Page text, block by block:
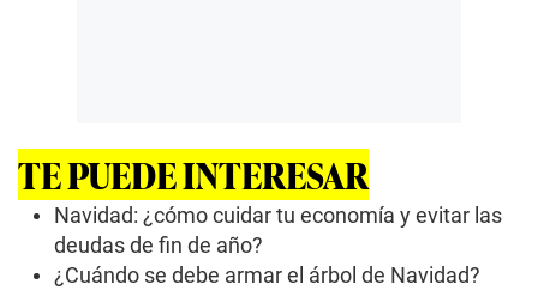
TE PUEDE INTERESAR
Navidad: ¿cómo cuidar tu economía y evitar las
deudas de fin de año?
¿Cuándo se debe armar el árbol de Navidad?